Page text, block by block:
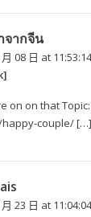
จากจีน
08 日 at
on on that
happy-couple/ […]
23 日 at